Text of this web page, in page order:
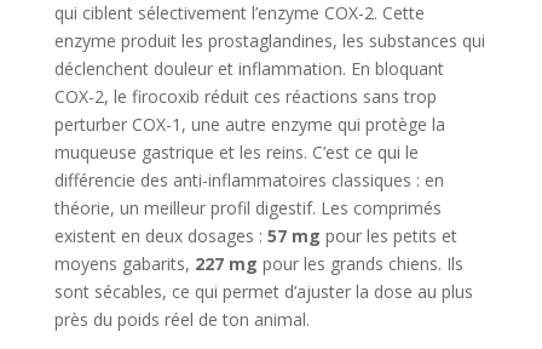
qui ciblent sélectivement l’enzyme COX-2. Cette
enzyme produit les prostaglandines, les substances qui
déclenchent douleur et inflammation. En bloquant
COX-2, le firocoxib réduit ces réactions sans trop
perturber COX-1, une autre enzyme qui protège la
muqueuse gastrique et les reins. C’est ce qui le
différencie des anti-inflammatoires classiques : en
théorie, un meilleur profil digestif. Les comprimés
existent en deux dosages : 57 mg pour les petits et
moyens gabarits, 227 mg pour les grands chiens. Ils
sont sécables, ce qui permet d’ajuster la dose au plus
près du poids réel de ton animal.